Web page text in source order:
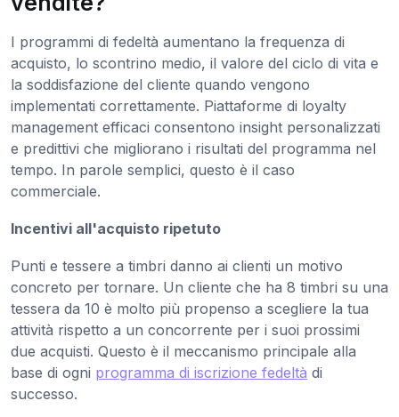
I programmi di fedeltà aumentano la frequenza di
acquisto, lo scontrino medio, il valore del ciclo di vita e
la soddisfazione del cliente quando vengono
implementati correttamente. Piattaforme di loyalty
management efficaci consentono insight personalizzati
e predittivi che migliorano i risultati del programma nel
tempo. In parole semplici, questo è il caso
commerciale.
Incentivi all'acquisto ripetuto
Punti e tessere a timbri danno ai clienti un motivo
concreto per tornare. Un cliente che ha 8 timbri su una
tessera da 10 è molto più propenso a scegliere la tua
attività rispetto a un concorrente per i suoi prossimi
due acquisti. Questo è il meccanismo principale alla
base di ogni programma di iscrizione fedeltà di
successo.